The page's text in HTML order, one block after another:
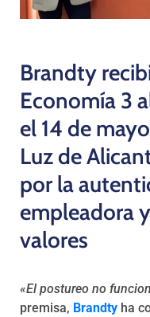
Brandty
Economía 3
el 14 de
Luz de
por la
empleadora
valores
«El postureo no
premisa, Brandty ha